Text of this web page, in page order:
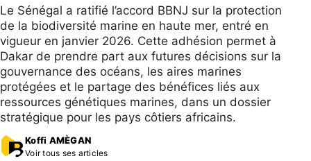
Le Sénégal a ratifié l’accord BBNJ sur la protection
de la biodiversité marine en haute mer, entré en
vigueur en janvier 2026. Cette adhésion permet à
Dakar de prendre part aux futures décisions sur la
gouvernance des océans, les aires marines
protégées et le partage des bénéfices liés aux
ressources génétiques marines, dans un dossier
stratégique pour les pays côtiers africains.
Koffi AMÈGAN
Voir tous ses articles